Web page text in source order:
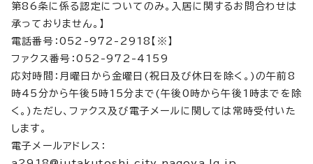
第86条に係る認定についてのみ。入居に関するお問合わせは
承っておりません。】
電話番号：052-972-2918【※】
ファクス番号：052-972-4159
応対時間：月曜日から金曜日(祝日及び休日を除く。)の午前8
時45分から午後5時15分まで(午後0時から午後1時までを除
く。)ただし、ファクス及び電子メールに関しては常時受付いた
します。
電子メールアドレス：